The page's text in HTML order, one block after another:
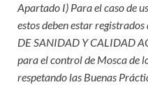
Apartado I) Para el caso de
estos deben estar
DE SANIDAD Y CALIDAD
para el control de Mosca de
respetando las Buenas